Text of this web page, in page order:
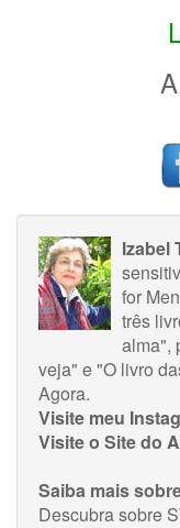
Izabel
for
três
alma",
veja" e "O livro
Agora.
Visite meu
Visite o Site do
Saiba mais
Descubra sobre